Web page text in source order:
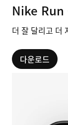
Nike Run
더 잘 달리고 더
다운로드